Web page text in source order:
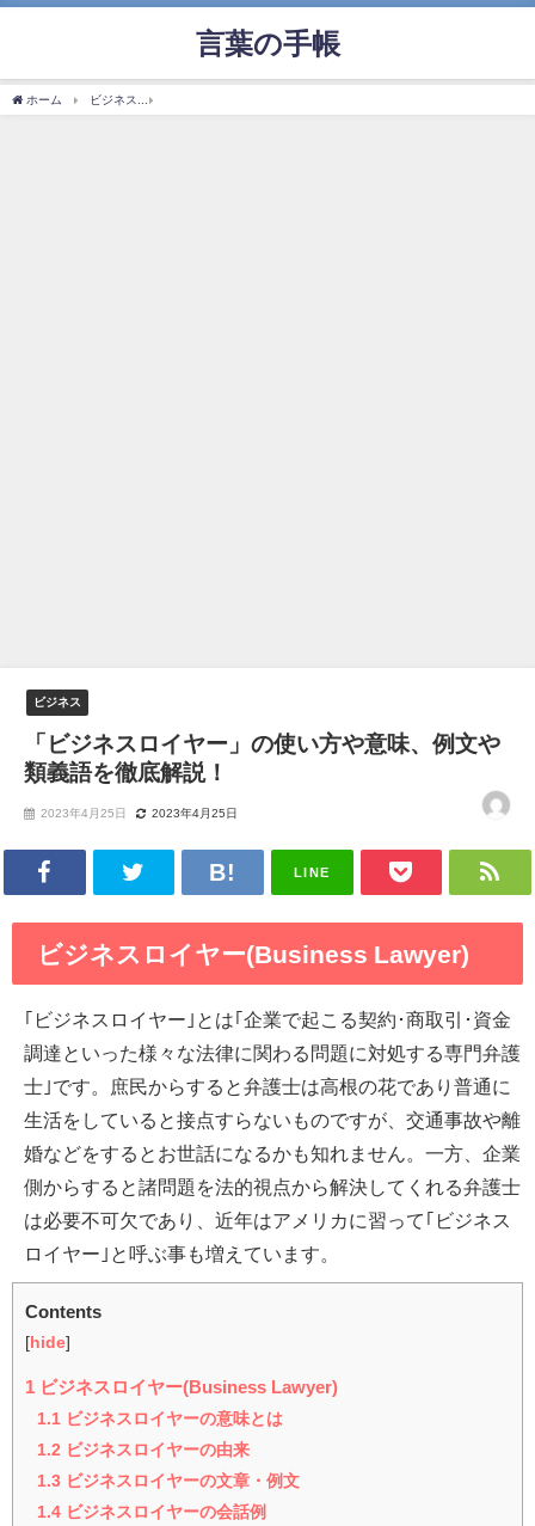
言葉の手帳
ホーム ビジネス
ビジネス
「ビジネスロイヤー」の使い方や意味、例文や
類義語を徹底解説！
2023年4月25日 2023年4月25日
LINE
ビジネスロイヤー(Business Lawyer)
｢ビジネスロイヤー｣とは｢企業で起こる契約･商取引･資金
調達といった様々な法律に関わる問題に対処する専門弁護
士｣です。庶民からすると弁護士は高根の花であり普通に
生活をしていると接点すらないものですが、交通事故や離
婚などをするとお世話になるかも知れません。一方、企業
側からすると諸問題を法的視点から解決してくれる弁護士
は必要不可欠であり、近年はアメリカに習って｢ビジネス
ロイヤー｣と呼ぶ事も増えています。
Contents
[ hide]
1 ビジネスロイヤー(Business Lawyer)
1.1 ビジネスロイヤーの意味とは
1.2 ビジネスロイヤーの由来
1.3 ビジネスロイヤーの文章・例文
1.4 ビジネスロイヤーの会話例